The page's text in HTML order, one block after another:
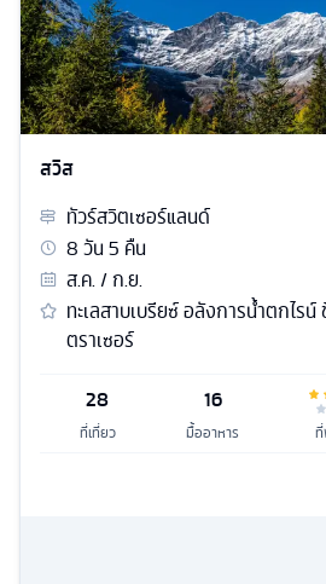
สวิส
ทัวร์สวิตเซอร์แลนด์
8วัน5 คืน
ส.ค. / ก.ย.
ทะเลสาบเบรียซ์ อลังการน้ำตกไร
ตราเซอร์
28
ที่เที่ยว
16
มื้ออาหาร